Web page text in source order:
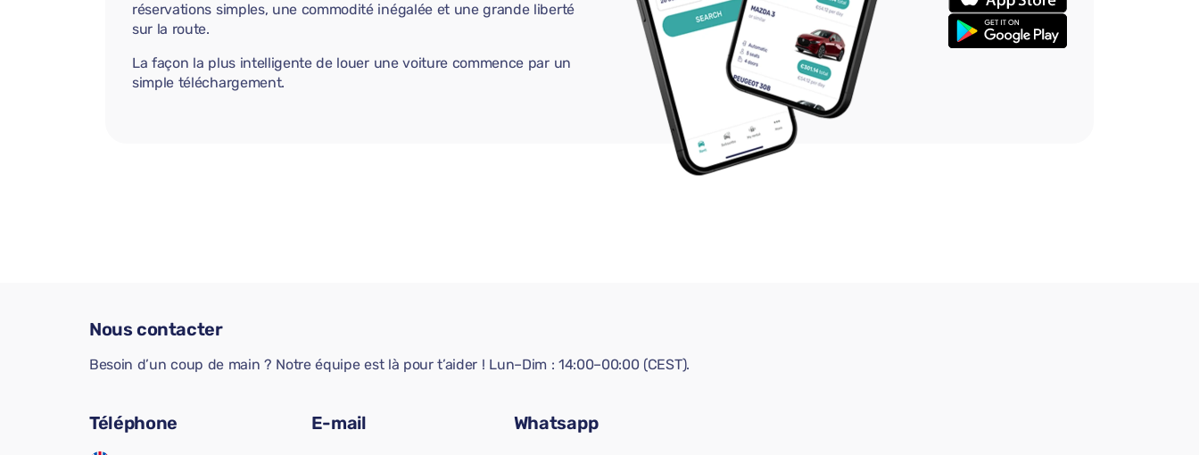
réservations simples, une commodité inégalée et une grande liberté
sur la route.
La façon la plus intelligente de louer une voiture commence par un
simple téléchargement.
Nous contacter
Besoin d’un coup de main ? Notre équipe est là pour t’aider ! Lun–Dim : 14:00–00:00 (CEST).
Téléphone E-mail Whatsapp